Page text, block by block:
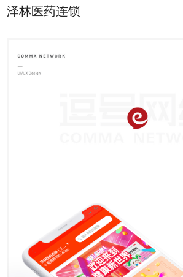
泽林医药连锁